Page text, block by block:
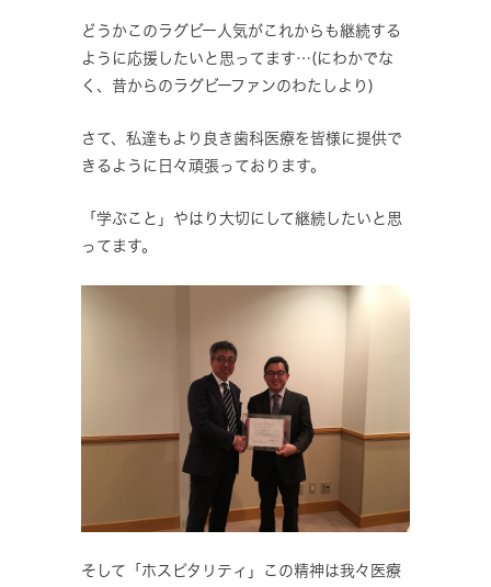
どうかこのラグビー人気がこれからも継続する
ように応援したいと思ってます…(にわかでな
く、昔からのラグビーファンのわたしより)
さて、私達もより良き歯科医療を皆様に提供で
きるように日々頑張っております。
「学ぶこと」やはり大切にして継続したいと思
ってます。
そして「ホスピタリティ」この精神は我々医療